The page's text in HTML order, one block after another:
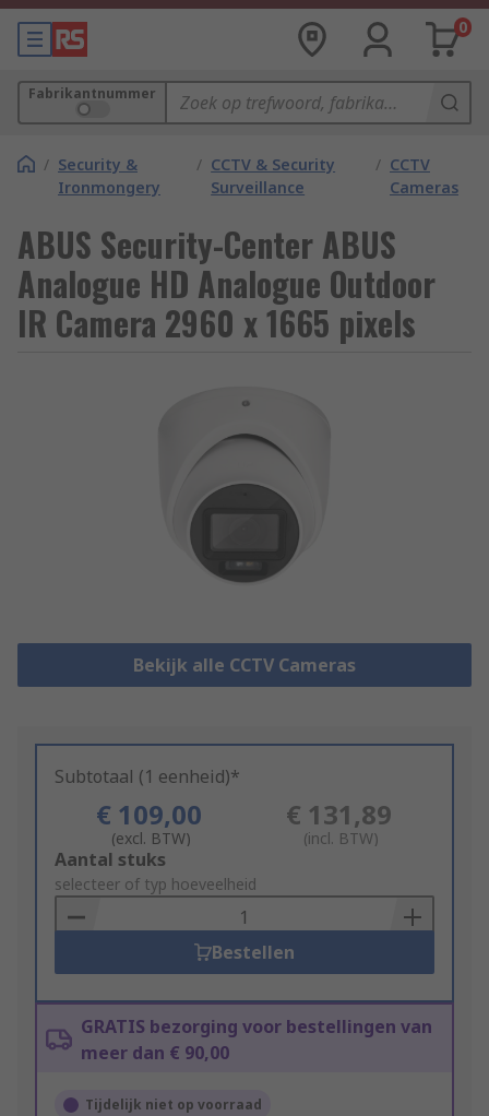
0
Fabrikantnummer
/ Security &
Ironmongery
/ CCTV & Security
Surveillance
/ CCTV
Cameras
ABUS Security-Center ABUS
Analogue HD Analogue Outdoor
IR Camera 2960 x 1665 pixels
Bekijk alle CCTV Cameras
Subtotaal (1 eenheid)*
€ 109,00
(excl. BTW)
€ 131,89
(incl. BTW)
Add
to
Basket
Aantal stuks
selecteer of typ hoeveelheid
Bestellen
GRATIS bezorging voor bestellingen van
meer dan € 90,00
Tijdelijk niet op voorraad